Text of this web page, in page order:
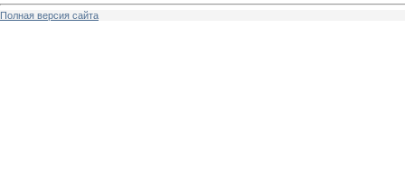
Полная версия сайта